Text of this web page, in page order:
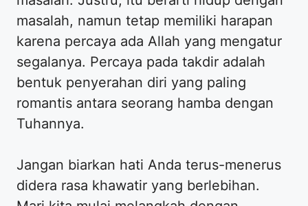
masalah, namun tetap memiliki harapan
karena percaya ada Allah yang mengatur
segalanya. Percaya pada takdir adalah
bentuk penyerahan diri yang paling
romantis antara seorang hamba dengan
Tuhannya.
Jangan biarkan hati Anda terus-menerus
didera rasa khawatir yang berlebihan.